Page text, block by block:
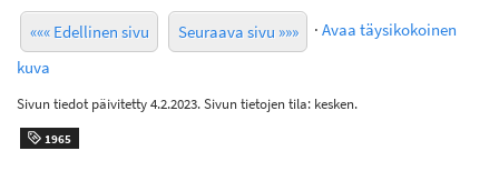
««« Edellinen sivu Seuraava sivu »»» · Avaa täysikokoinen
kuva
Sivun tiedot päivitetty 4.2.2023. Sivun tietojen tila: kesken.
1965